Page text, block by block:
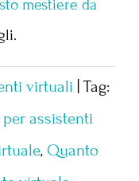
mestiere da
virtuali Tag:
assistenti
, Quanto